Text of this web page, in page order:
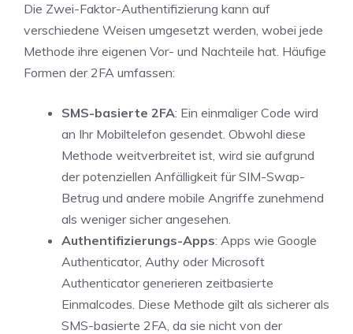
Die Zwei-Faktor-Authentifizierung kann auf
verschiedene Weisen umgesetzt werden, wobei jede
Methode ihre eigenen Vor- und Nachteile hat. Häufige
Formen der 2FA umfassen:
SMS-basierte 2FA: Ein einmaliger Code wird
an Ihr Mobiltelefon gesendet. Obwohl diese
Methode weitverbreitet ist, wird sie aufgrund
der potenziellen Anfälligkeit für SIM-Swap-
Betrug und andere mobile Angriffe zunehmend
als weniger sicher angesehen.
Authentifizierungs-Apps: Apps wie Google
Authenticator, Authy oder Microsoft
Authenticator generieren zeitbasierte
Einmalcodes. Diese Methode gilt als sicherer als
SMS-basierte 2FA, da sie nicht von der